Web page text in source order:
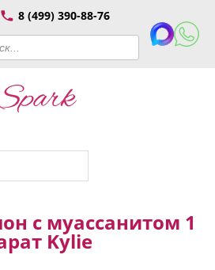
8 (499) 390-88-76
с муассанитом 1
Kylie